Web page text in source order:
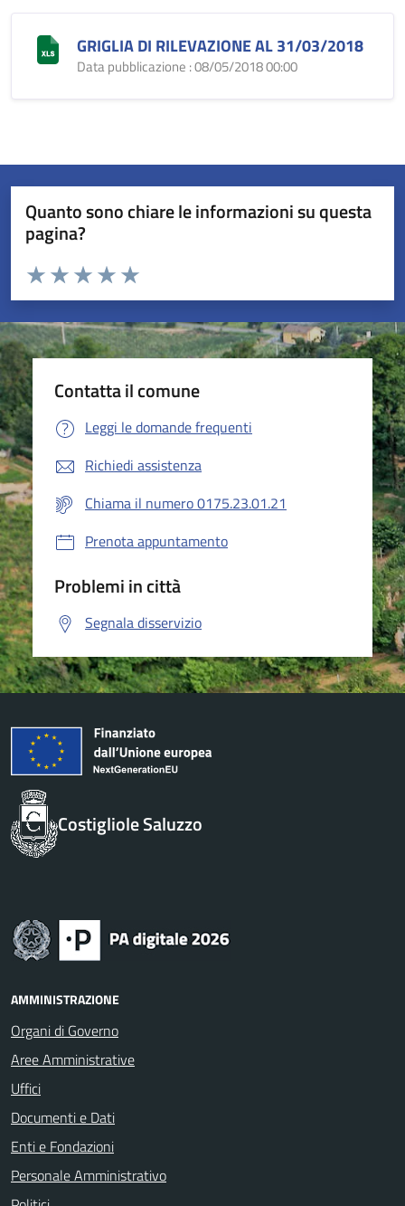
GRIGLIA DI RILEVAZIONE AL 31/03/2018
Data pubblicazione : 08/05/2018 00:00
Quanto sono chiare le informazioni su questa
pagina?
Valuta da 1 a 5 stelle la pagina
Valuta 5 stelle su 5
Valuta 4 stelle su 5
Valuta 3 stelle su 5
Valuta 2 stelle su 5
Valuta 1 stelle su 5
Contatta il comune
Leggi le domande frequenti
Richiedi assistenza
Chiama il numero 0175.23.01.21
Prenota appuntamento
Problemi in città
Segnala disservizio
Costigliole Saluzzo
AMMINISTRAZIONE
Organi di Governo
Aree Amministrative
Uffici
Documenti e Dati
Enti e Fondazioni
Personale Amministrativo